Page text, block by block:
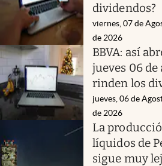
dividendos?
viernes, 07 de
de 2026
BBVA: así
jueves 06 de
rinden los
jueves, 06 de
de 2026
La
líquidos de
sigue muy